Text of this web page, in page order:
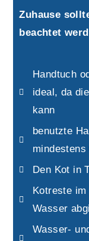
Zuhause
beachtet
Handtuch
ideal, da
kann
benutzte
Den Kot in
Kotreste im
Wasser
Wasser-